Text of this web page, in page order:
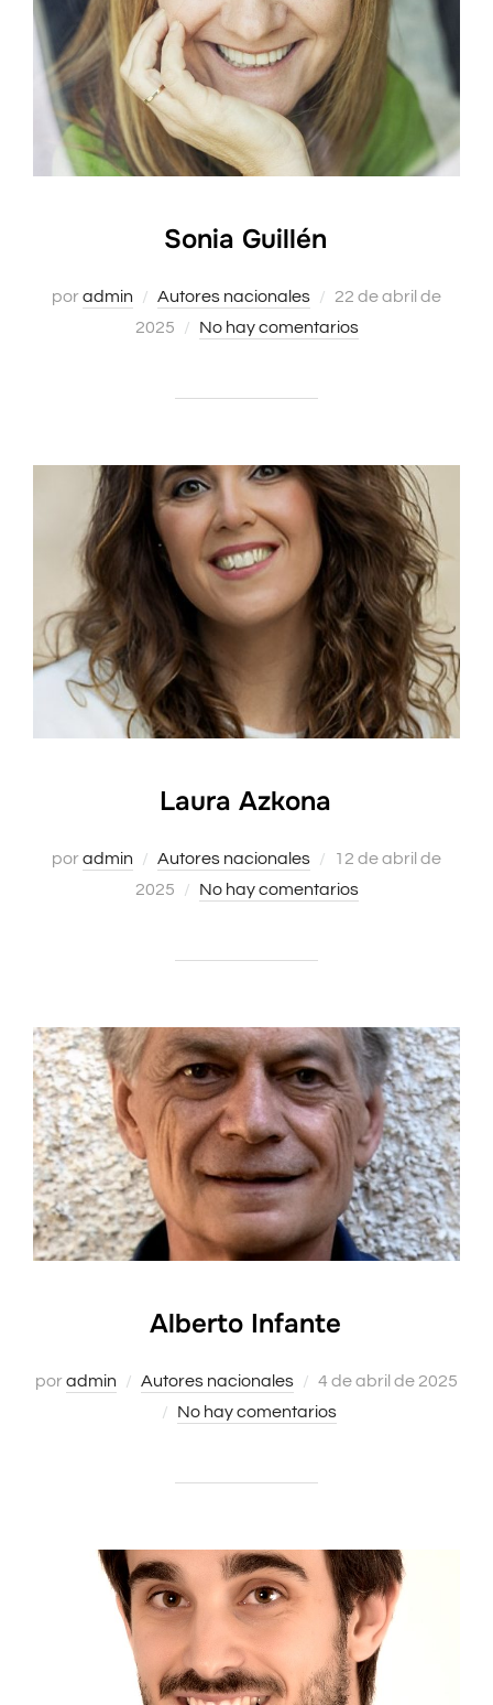
Sonia Guillén
poradmin Autores nacionales
Publicado
el
22 de abril de
2025
No hay comentarios
Laura Azkona
poradmin Autores nacionales
Publicado
el
12 de abril de
2025
No hay comentarios
Alberto Infante
poradmin Autores nacionales
Publicado
el
4 de abril de 2025
No hay comentarios